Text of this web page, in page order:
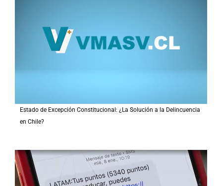
Estado de Excepción Constitucional: ¿La Solución a la Delincuencia
en Chile?